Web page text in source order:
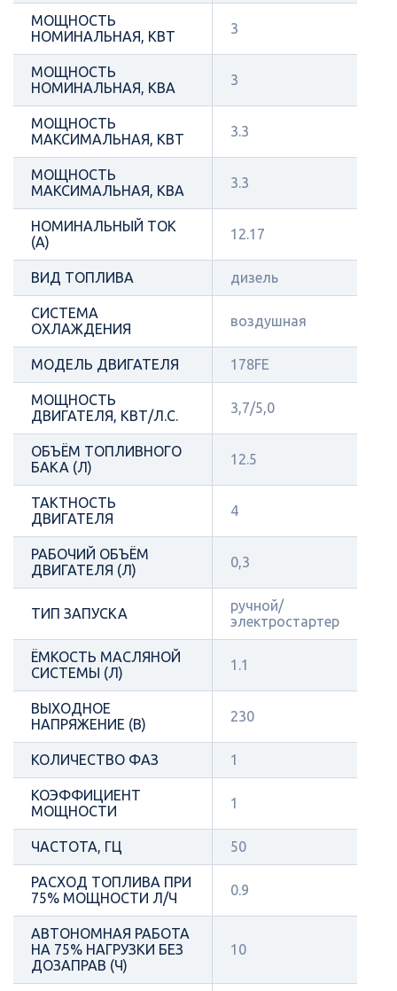
МОЩНОСТЬ
НОМИНАЛЬНАЯ, КВТ
3
МОЩНОСТЬ
НОМИНАЛЬНАЯ, КВА
3
МОЩНОСТЬ
МАКСИМАЛЬНАЯ, КВТ
3.3
МОЩНОСТЬ
МАКСИМАЛЬНАЯ, КВА
3.3
НОМИНАЛЬНЫЙ ТОК
(А)
12.17
ВИД ТОПЛИВА дизель
СИСТЕМА
ОХЛАЖДЕНИЯ
воздушная
МОДЕЛЬ ДВИГАТЕЛЯ 178FE
МОЩНОСТЬ
ДВИГАТЕЛЯ, КВТ/Л.С.
3,7/5,0
ОБЪЁМ ТОПЛИВНОГО
БАКА (Л)
12.5
ТАКТНОСТЬ
ДВИГАТЕЛЯ
4
РАБОЧИЙ ОБЪЁМ
ДВИГАТЕЛЯ (Л)
0,3
ТИП ЗАПУСКА
ручной/
электростартер
ЁМКОСТЬ МАСЛЯНОЙ
СИСТЕМЫ (Л)
1.1
ВЫХОДНОЕ
НАПРЯЖЕНИЕ (В)
230
КОЛИЧЕСТВО ФАЗ 1
КОЭФФИЦИЕНТ
МОЩНОСТИ
1
ЧАСТОТА, ГЦ 50
РАСХОД ТОПЛИВА ПРИ
75% МОЩНОСТИ Л/Ч
0.9
АВТОНОМНАЯ РАБОТА
НА 75% НАГРУЗКИ БЕЗ
ДОЗАПРАВ (Ч)
10